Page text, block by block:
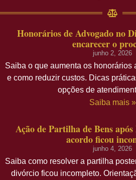
Honorários de Advogado no
encarecer o
junho 2, 2026
Saiba o que aumenta os honorários
e como reduzir custos. Dicas
opções de
Saiba mais »
Ação de Partilha de Bens
acordo ficou
junho 4, 2026
Saiba como resolver a partilha
divórcio ficou incompleto.